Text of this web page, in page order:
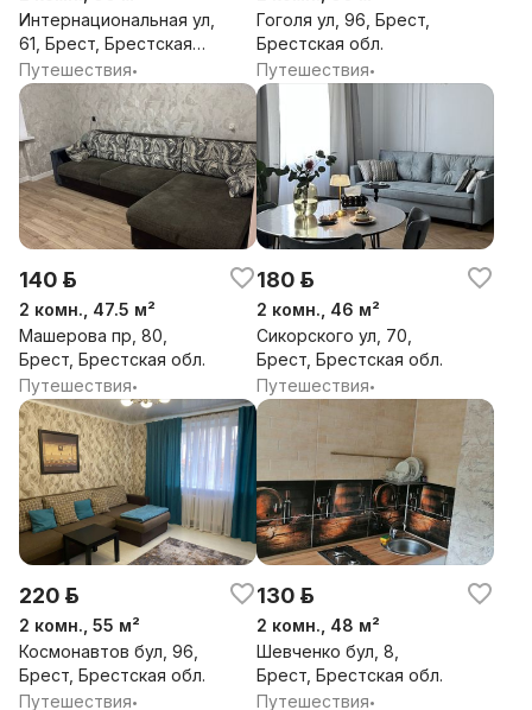
Интернациональная ул,
61, Брест, Брестская
обл.
Путешествия•
Гоголя ул, 96, Брест,
Брестская обл.
Путешествия•
140 р.
2 комн., 47.5 м²
Машерова пр, 80,
Брест, Брестская обл.
Путешествия•
180 р.
2 комн., 46 м²
Сикорского ул, 70,
Брест, Брестская обл.
Путешествия•
220 р.
2 комн., 55 м²
Космонавтов бул, 96,
Брест, Брестская обл.
Путешествия•
130 р.
2 комн., 48 м²
Шевченко бул, 8,
Брест, Брестская обл.
Путешествия•